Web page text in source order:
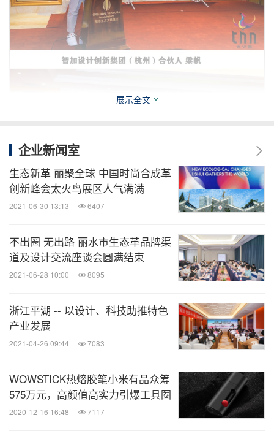
展示全文
企业新闻室
生态新革 丽聚全球 中国时尚合成革
创新峰会太火鸟展区人气满满
2021-06-30 13:13 6407
不出圈 无出路 丽水市生态革品牌渠
道及设计交流座谈会圆满结束
2021-06-28 10:00 8095
浙江平湖 -- 以设计、科技助推特色
产业发展
2021-04-26 09:44 7083
WOWSTICK热熔胶笔小米有品众筹
575万元，高颜值高实力引爆工具圈
2020-12-16 16:48 7117